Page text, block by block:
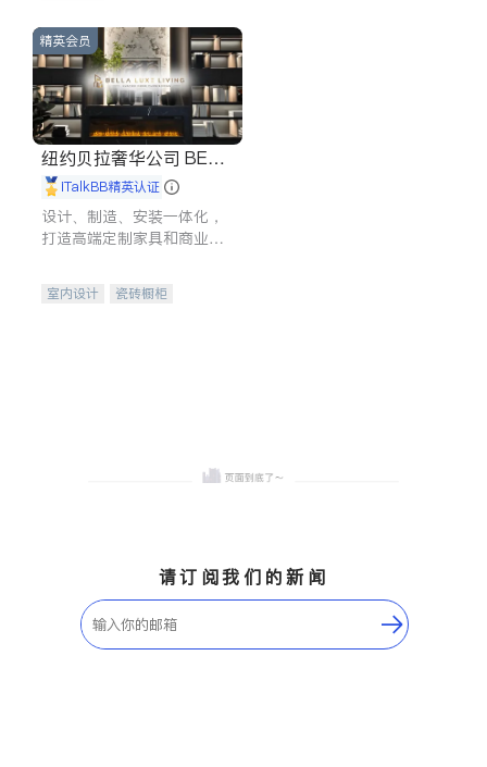
精英会员
纽约贝拉奢华公司 BELL
A LUXE
iTalkBB精英认证
设计、制造、安装一体化，
打造高端定制家具和商业空
室内设计
瓷砖橱柜
请订阅我们的新闻